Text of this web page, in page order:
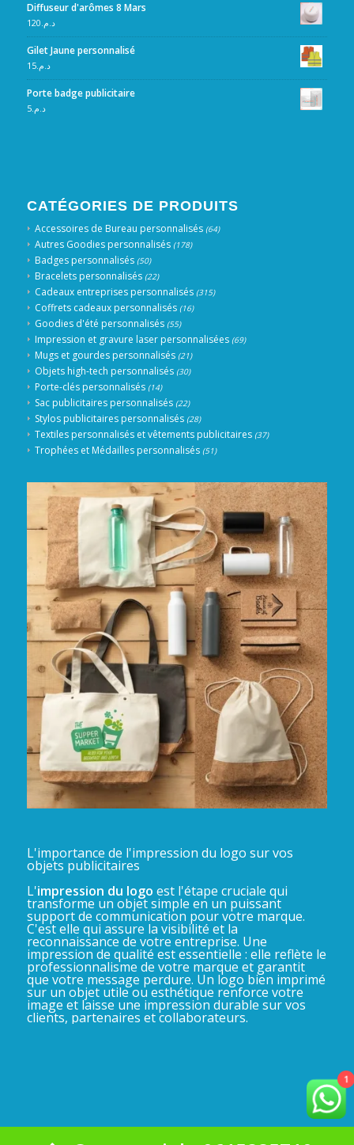
Diffuseur d'arômes 8 Mars
د.م.120
Gilet Jaune personnalisé
د.م.15
Porte badge publicitaire
د.م.5
CATÉGORIES DE PRODUITS
Accessoires de Bureau personnalisés (64)
Autres Goodies personnalisés (178)
Badges personnalisés (50)
Bracelets personnalisés (22)
Cadeaux entreprises personnalisés (315)
Coffrets cadeaux personnalisés (16)
Goodies d'été personnalisés (55)
Impression et gravure laser personnalisées (69)
Mugs et gourdes personnalisés (21)
Objets high-tech personnalisés (30)
Porte-clés personnalisés (14)
Sac publicitaires personnalisés (22)
Stylos publicitaires personnalisés (28)
Textiles personnalisés et vêtements publicitaires (37)
Trophées et Médailles personnalisés (51)
L'importance de l'impression du logo sur vos
objets publicitaires
L'impression du logo est l'étape cruciale qui
transforme un objet simple en un puissant
support de communication pour votre marque.
C'est elle qui assure la visibilité et la
reconnaissance de votre entreprise. Une
impression de qualité est essentielle : elle reflète le
professionnalisme de votre marque et garantit
que votre message perdure. Un logo bien imprimé
sur un objet utile ou esthétique renforce votre
image et laisse une impression durable sur vos
clients, partenaires et collaborateurs.
1